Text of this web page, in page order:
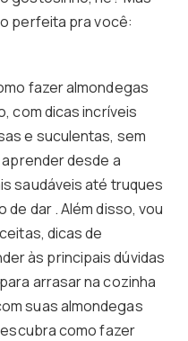
perfeita pra você:
fazer almondegas
com dicas incríveis
e suculentas, sem
desde a
saudáveis até truques
dar . Além disso, vou
dicas de
às principais dúvidas
arrasar na cozinha
suas almondegas
como fazer